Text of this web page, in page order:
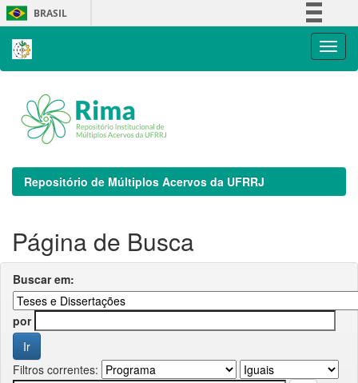
Skip
navigation
BRASIL
Repositório de Múltiplos Acervos da UFRRJ
Página de Busca
Buscar em:
por
Filtros correntes: